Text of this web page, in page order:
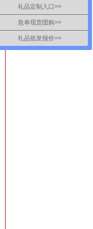
礼品定制入口>>
急单现货团购>>
礼品批发报价>>